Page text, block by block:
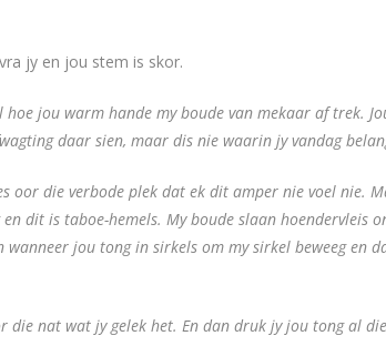
jy en jou stem is skor.
hoe jou warm hande my boude van mekaar af trek.
daar sien, maar dis nie waarin jy vandag
oor die verbode plek dat ek dit amper nie voel nie.
dit is taboe-hemels. My boude slaan hoendervleis
wanneer jou tong in sirkels om my sirkel beweeg en
die nat wat jy gelek het. En dan druk jy jou tong al